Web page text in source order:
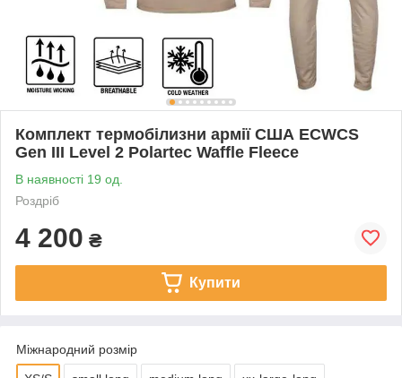
Комплект термобілизни армії США ECWCS
Gen III Level 2 Polartec Waffle Fleece
В наявності 19 од.
Роздріб
4 200 ₴
Купити
Міжнародний розмір